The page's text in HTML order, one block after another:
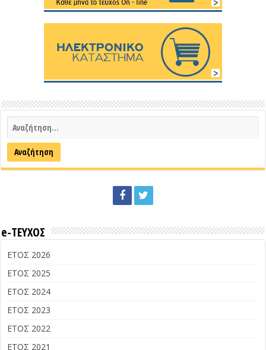
e-ΤΕΥΧΟΣ
ΕΤΟΣ 2026
ΕΤΟΣ 2025
ΕΤΟΣ 2024
ΕΤΟΣ 2023
ΕΤΟΣ 2022
ΕΤΟΣ 2021